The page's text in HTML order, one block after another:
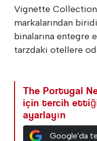
Vignette
markalarından
binalarına entegre
tarzdaki otellere
The Portugal
için tercih
ayarlayın
Google'da